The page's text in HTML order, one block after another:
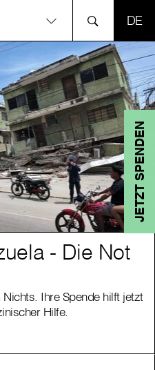
JETZT SPENDEN
- Die Not
Ihre Spende hilft jetzt
Hilfe.
- Die Not
Ihre Spende hilft jetzt
Hilfe.